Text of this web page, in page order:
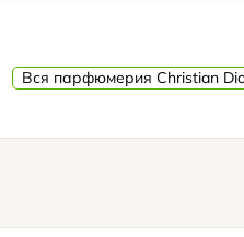
Вся парфюмерия Christian